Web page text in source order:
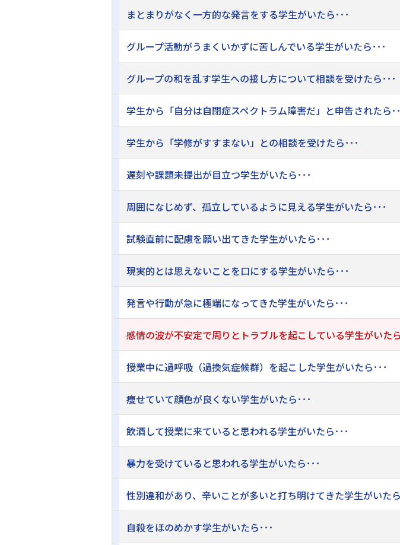
まとまりがなく一方的な発言をする学生がいたら･･･
グループ活動がうまくいかずに苦しんでいる学生がいたら･･･
グループの和を乱す学生への接し方について相談を受けたら･･･
学生から「自分は自閉症スペクトラム障害だ」と申告されたら･
学生から「学修がすすまない」との相談を受けたら･･･
遅刻や課題未提出が目立つ学生がいたら･･･
周囲になじめず、孤立しているように見える学生がいたら･･･
試験直前に配慮を願い出てきた学生がいたら･･･
現実的とは思えないことを口にする学生がいたら･･･
発言や行動が急に極端になってきた学生がいたら･･･
感情の波が不安定で周りとトラブルを起こしている学生がいた
授業中に過呼吸（過換気症候群）を起こした学生がいたら･･･
痩せていて顔色が良くない学生がいたら･･･
飲酒して授業に来ていると思われる学生がいたら･･･
暴力を受けていると思われる学生がいたら･･･
性別違和があり、辛いことが多いと打ち明けてきた学生がいた
自殺をほのめかす学生がいたら･･･